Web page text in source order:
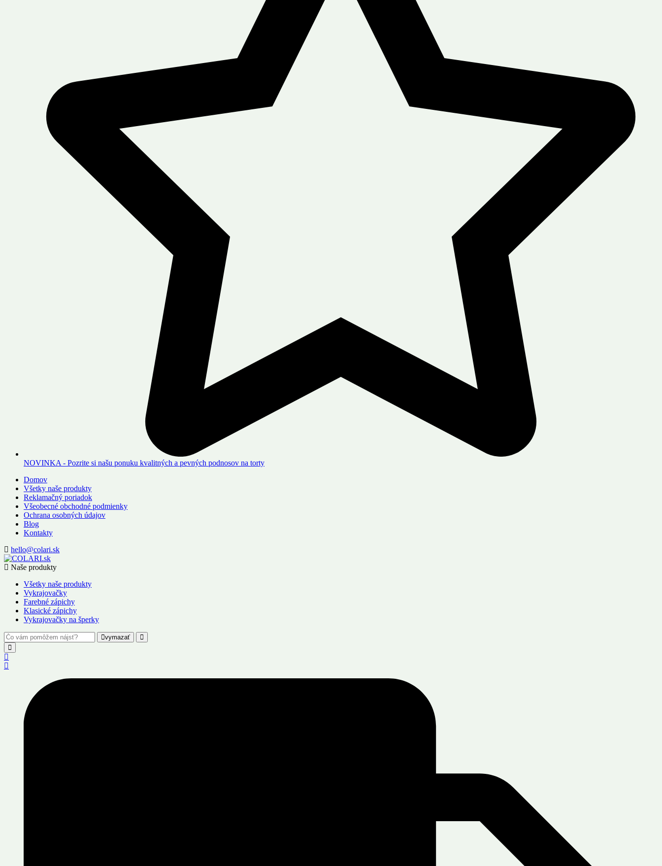
NOVINKA - Pozrite si našu ponuku kvalitných a pevných podnosov na torty
Domov
Všetky naše produkty
Reklamačný poriadok
Všeobecné obchodné podmienky
Ochrana osobných údajov
Blog
Kontakty
hello@colari.sk
Naše produkty
Všetky naše produkty
Vykrajovačky
Farebné zápichy
Klasické zápichy
Vykrajovačky na šperky
vymazať